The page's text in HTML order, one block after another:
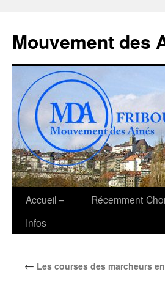
contenu
Mouvement des
Accueil –
Infos
Récemment
← Les courses des marcheurs